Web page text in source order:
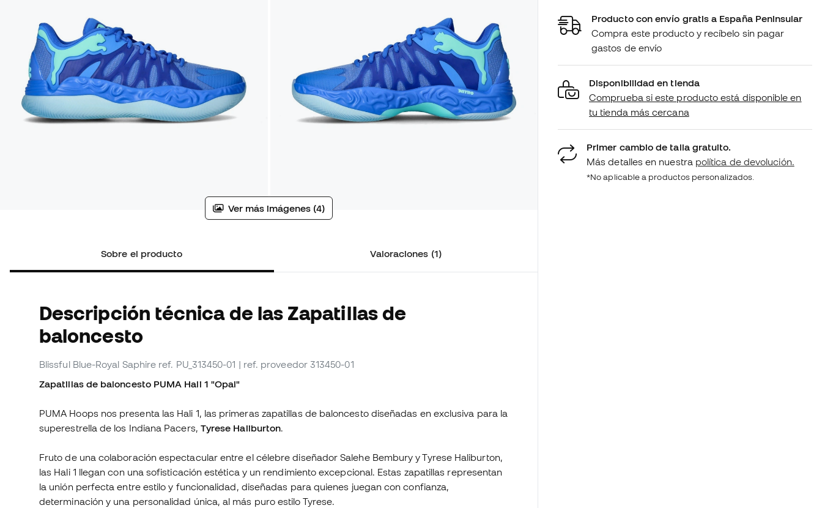
Ver más imágenes (4)
Sobre el producto Valoraciones (1)
Descripción técnica de las Zapatillas de
baloncesto
Blissful Blue-Royal Saphire ref. PU_313450-01 | ref. proveedor 313450-01
Zapatillas de baloncesto PUMA Hali 1 "Opal"
PUMA Hoops nos presenta las Hali 1, las primeras zapatillas de baloncesto diseñadas en exclusiva para la
superestrella de los Indiana Pacers, Tyrese Haliburton.
Fruto de una colaboración espectacular entre el célebre diseñador Salehe Bembury y Tyrese Haliburton,
las Hali 1 llegan con una sofisticación estética y un rendimiento excepcional. Estas zapatillas representan
la unión perfecta entre estilo y funcionalidad, diseñadas para quienes juegan con confianza,
determinación y una personalidad única, al más puro estilo Tyrese.
Producto con envío gratis a España Peninsular
Compra este producto y recíbelo sin pagar
gastos de envío
Disponibilidad en tienda
Comprueba si este producto está disponible en
tu tienda más cercana
Primer cambio de talla gratuito.
Más detalles en nuestra política de devolución.
*No aplicable a productos personalizados.